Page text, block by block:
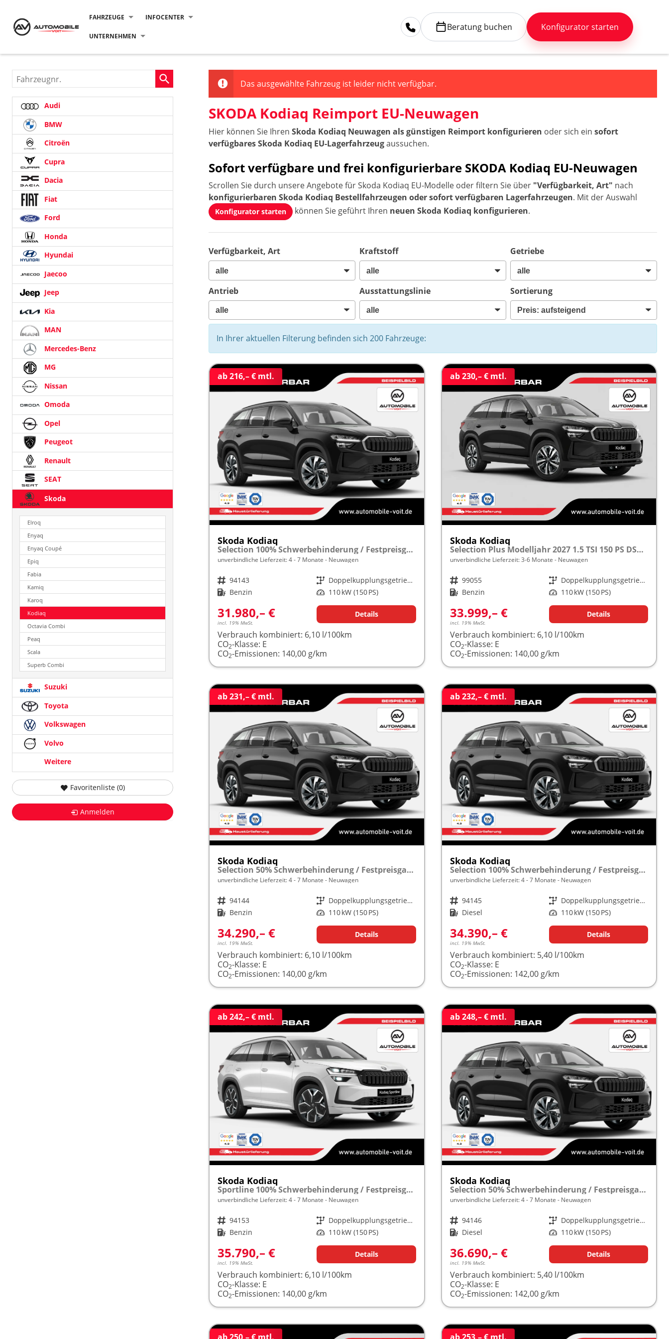
FAHRZEUGE INFOCENTER
UNTERNEHMEN
Beratung buchen Konfigurator starten
Das ausgewählte Fahrzeug ist leider nicht verfügbar.
SKODA Kodiaq Reimport EU-Neuwagen
Hier können Sie IhrenSkoda Kodiaq Neuwagen als günstigen Reimport konfigurieren oder sich einsofort
verfügbares Skoda Kodiaq EU-Lagerfahrzeugaussuchen.
Sofort verfügbare und frei konfigurierbare SKODA Kodiaq EU-Neuwagen
Scrollen Sie durch unsere Angebote für Skoda Kodiaq EU-Modelle oder filtern Sie über "Verfügbarkeit, Art" nach
konfigurierbaren Skoda Kodiaq Bestellfahrzeugen oder sofort verfügbaren Lagerfahrzeugen. Mit der Auswahl
Konfigurator starten können Sie geführt Ihren neuen Skoda Kodiaq konfigurieren.
Verfügbarkeit, Art Kraftstoff Getriebe
Antrieb Ausstattungslinie Sortierung
In Ihrer aktuellen Filterung befinden sich200 Fahrzeuge:
ab 216,– € mtl.
Skoda Kodiaq
Selection 100% Schwerbehinderung / Festpreisgarantie* Modelljahr 1.5 TSI Mild-Hybrid 150PS DSG "Sonderangebot bei Schwerbehinderung" frei konfigurierbar!
unverbindliche Lieferzeit: 4 - 7 Monate Neuwagen
Fahrzeugnr. 94143 Getriebe
Doppelkupplungsgetriebe (DSG)
Kraftstoff Benzin Leistung 110 kW (150 PS)
31.980,– €
incl. 19% MwSt.
Details
Verbrauch kombiniert: 6,10 l/100km
CO2-Klasse: E
CO2-Emissionen: 140,00 g/km
ab 230,– € mtl.
Skoda Kodiaq
Selection Plus Modelljahr 2027 1.5 TSI 150 PS DSG TEMPOMAT/R.KAMERA/SHZ/LED/LENKRADHEIZUNG frei konfigurierbar!
unverbindliche Lieferzeit: 3-6 Monate Neuwagen
Fahrzeugnr. 99055 Getriebe
Doppelkupplungsgetriebe (DSG)
Kraftstoff Benzin Leistung 110 kW (150 PS)
33.999,– €
incl. 19% MwSt.
Details
Verbrauch kombiniert: 6,10 l/100km
CO2-Klasse: E
CO2-Emissionen: 140,00 g/km
ab 231,– € mtl.
Skoda Kodiaq
Selection 50% Schwerbehinderung / Festpreisgarantie* Modelljahr 1.5 TSI Mild-Hybrid 150PS DSG "Sonderangebot bei Schwerbehinderung" frei konfigurierbar!
unverbindliche Lieferzeit: 4 - 7 Monate Neuwagen
Fahrzeugnr. 94144 Getriebe
Doppelkupplungsgetriebe (DSG)
Kraftstoff Benzin Leistung 110 kW (150 PS)
34.290,– €
incl. 19% MwSt.
Details
Verbrauch kombiniert: 6,10 l/100km
CO2-Klasse: E
CO2-Emissionen: 140,00 g/km
ab 232,– € mtl.
Skoda Kodiaq
Selection 100% Schwerbehinderung / Festpreisgarantie* Modelljahr 2.0 TDI 150PS DSG "Sonderangebot bei Schwerbehinderung" frei konfigurierbar!
unverbindliche Lieferzeit: 4 - 7 Monate Neuwagen
Fahrzeugnr. 94145 Getriebe
Doppelkupplungsgetriebe (DSG)
Kraftstoff Diesel Leistung 110 kW (150 PS)
34.390,– €
incl. 19% MwSt.
Details
Verbrauch kombiniert: 5,40 l/100km
CO2-Klasse: E
CO2-Emissionen: 142,00 g/km
ab 242,– € mtl.
Skoda Kodiaq
Sportline 100% Schwerbehinderung / Festpreisgarantie* Modelljahr 1.5 TSI Mild-Hybrid 150PS DSG "Sonderangebot bei Schwerbehinderung" frei konfigurierbar!
unverbindliche Lieferzeit: 4 - 7 Monate Neuwagen
Fahrzeugnr. 94153 Getriebe
Doppelkupplungsgetriebe (DSG)
Kraftstoff Benzin Leistung 110 kW (150 PS)
35.790,– €
incl. 19% MwSt.
Details
Verbrauch kombiniert: 6,10 l/100km
CO2-Klasse: E
CO2-Emissionen: 140,00 g/km
ab 248,– € mtl.
Skoda Kodiaq
Selection 50% Schwerbehinderung / Festpreisgarantie* Modelljahr 2.0 TDI 150PS DSG "Sonderangebot bei Schwerbehinderung" frei konfigurierbar!
unverbindliche Lieferzeit: 4 - 7 Monate Neuwagen
Fahrzeugnr. 94146 Getriebe
Doppelkupplungsgetriebe (DSG)
Kraftstoff Diesel Leistung 110 kW (150 PS)
36.690,– €
incl. 19% MwSt.
Details
Verbrauch kombiniert: 5,40 l/100km
CO2-Klasse: E
CO2-Emissionen: 142,00 g/km
Fahrzeugnr.
Audi
BMW
Citroën
Cupra
Dacia
Fiat
Ford
Honda
Hyundai
Jaecoo
Jeep
Kia
MAN
Mercedes-Benz
MG
Nissan
Omoda
Opel
Peugeot
Renault
SEAT
Skoda
Elroq
Enyaq
Enyaq Coupé
Epiq
Fabia
Kamiq
Karoq
Kodiaq
Octavia Combi
Peaq
Scala
Superb Combi
Suzuki
Toyota
Volkswagen
Volvo
Weitere
Favoritenliste (0)
Anmelden